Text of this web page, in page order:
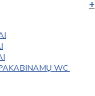
WC